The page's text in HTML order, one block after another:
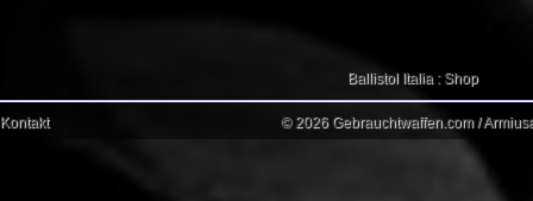
Ballistol Italia : Shop
Kontakt © 2026 Gebrauchtwaffen.com /